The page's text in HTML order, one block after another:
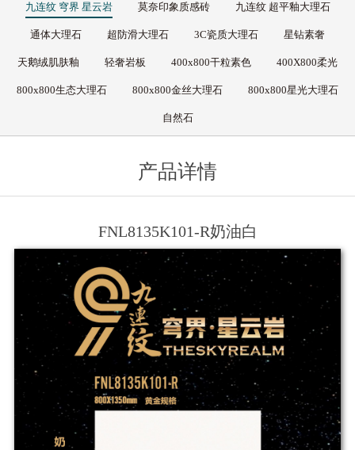
九连纹 穹界 星云岩 莫奈印象质感砖 九连纹 超平釉大理石
通体大理石 超防滑大理石 3C瓷质大理石 星钻素奢
天鹅绒肌肤釉 轻奢岩板 400x800干粒素色 400X800柔光
800x800生态大理石 800x800金丝大理石 800x800星光大理石
自然石
产品详情
FNL8135K101-R奶油白